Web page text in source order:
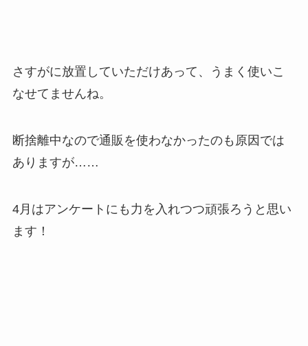
さすがに放置していただけあって、うまく使いこ
なせてませんね。
断捨離中なので通販を使わなかったのも原因では
ありますが……
4月はアンケートにも力を入れつつ頑張ろうと思い
ます！